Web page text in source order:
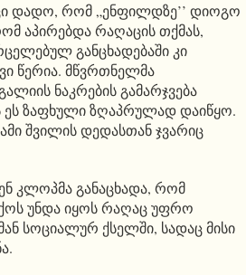
დადო, რომ „ენფილდზე’’ დიოგო
აპირებდა რაღაცის თქმას,
განცხადებაში კი
წერია. მწვრთნელმა
ნაკრების გამარჯვება
ზაფხული ზღაპრულად დაიწყო.
შვილის დედასთან ჯვარიც
კლოპმა განაცხადა, რომ
უნდა იყოს რაღაც უფრო
სოციალურ ქსელში, სადაც მისი